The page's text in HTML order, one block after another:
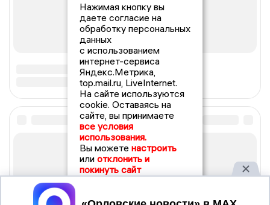
Нажимая кнопку вы
даете согласие на
обработку персональных
данных
с использованием
интернет-сервиса
Яндекс.Метрика,
top.mail.ru, LiveInternet.
На сайте используются
cookie. Оставаясь на
сайте, вы принимаете
все условия
использования.
Вы можете настроить
или отклонить и
покинуть сайт
Принять